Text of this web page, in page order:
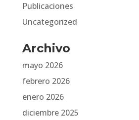
Publicaciones
Uncategorized
Archivo
mayo 2026
febrero 2026
enero 2026
diciembre 2025